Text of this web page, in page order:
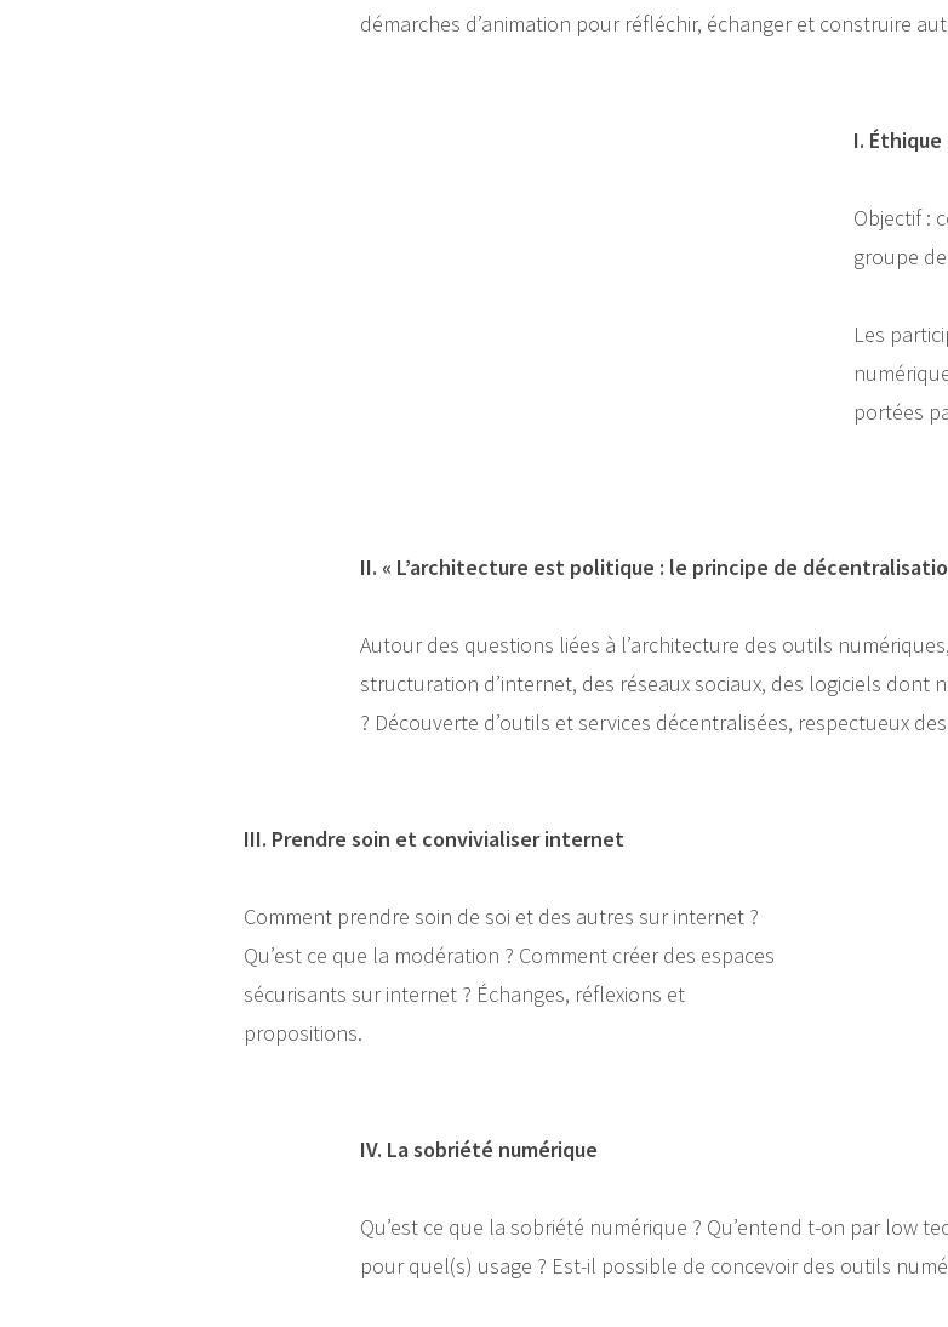
démarches d’animation pour réfléchir, échanger et construire
I.
Objectif :
groupe de
Les
portées
II. « L’architecture est politique : le principe de
Autour des questions liées à l’architecture des outils
structuration d’internet, des réseaux sociaux, des logiciels dont
? Découverte d’outils et services décentralisées, respectueux
III. Prendre soin et convivialiser internet
Comment prendre soin de soi et des autres sur internet ?
Qu’est ce que la modération ? Comment créer des espaces
sécurisants sur internet ? Échanges, réflexions et
propositions.
IV. La sobriété numérique
Qu’est ce que la sobriété numérique ? Qu’entend t-on par low
pour quel(s) usage ? Est-il possible de concevoir des outils